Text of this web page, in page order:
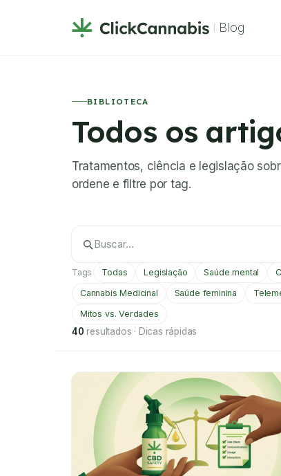
Blog
BIBLIOTECA
Todos os
Tratamentos, ciência e legislação
ordene e filtre por tag.
Tags Todas Legislação Saúde mental
Cannabis Medicinal
Saúde feminina
Mitos vs. Verdades
40 resultados · Dicas rápidas